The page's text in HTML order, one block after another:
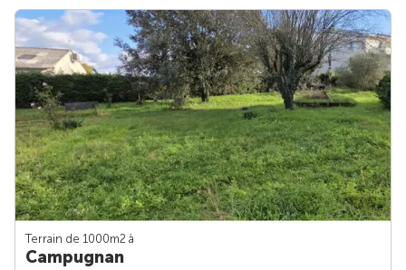
Terrain de 1000m2 à
Campugnan